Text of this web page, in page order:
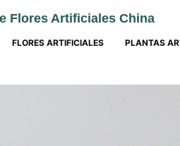
Flores Artificiales China
FLORES ARTIFICIALES PLANTAS